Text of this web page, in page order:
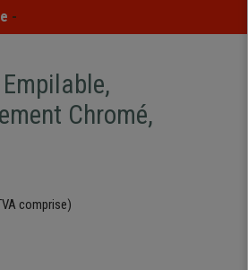
-
Chromé,
comprise)